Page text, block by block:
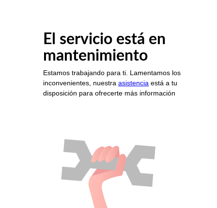
El servicio está en
mantenimiento
Estamos trabajando para ti. Lamentamos los
inconvenientes, nuestra asistencia está a tu
disposición para ofrecerte más información